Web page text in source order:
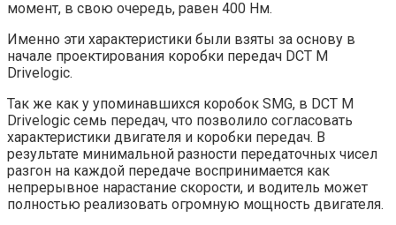
момент, в свою очередь, равен 400 Нм.
Именно эти характеристики были взяты за основу в
начале проектирования коробки передач DCT М
Drivelogic.
Так же как у упоминавшихся коробок SMG, в DCT М
Drivelogic семь передач, что позволило согласовать
характеристики двигателя и коробки передач. В
результате минимальной разности передаточных чисел
разгон на каждой передаче воспринимается как
непрерывное нарастание скорости, и водитель может
полностью реализовать огромную мощность двигателя.